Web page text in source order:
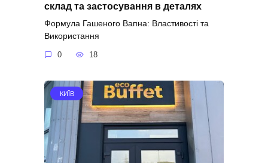
склад та застосування в деталях
Формула Гашеного Вапна: Властивості та
Використання
0 18
КИЇВ